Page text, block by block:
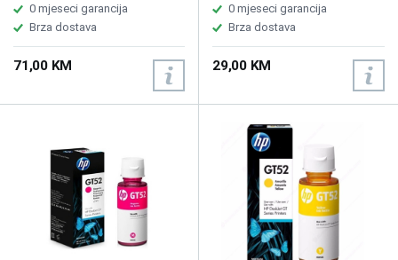
0 mjeseci garancija
Brza dostava
71,00 KM
0 mjeseci garancija
Brza dostava
29,00 KM